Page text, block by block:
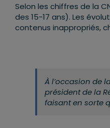
Selon les chiffres de la
des 15-17 ans). Les
contenus inappropriés,
À l’occasion de
président de la
faisant en sorte